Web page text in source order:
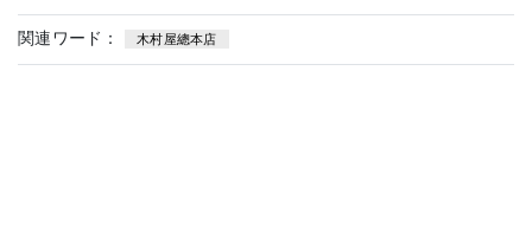
関連ワード： 木村屋總本店